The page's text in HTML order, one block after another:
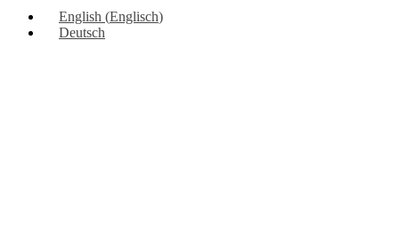
English (Englisch)
Deutsch